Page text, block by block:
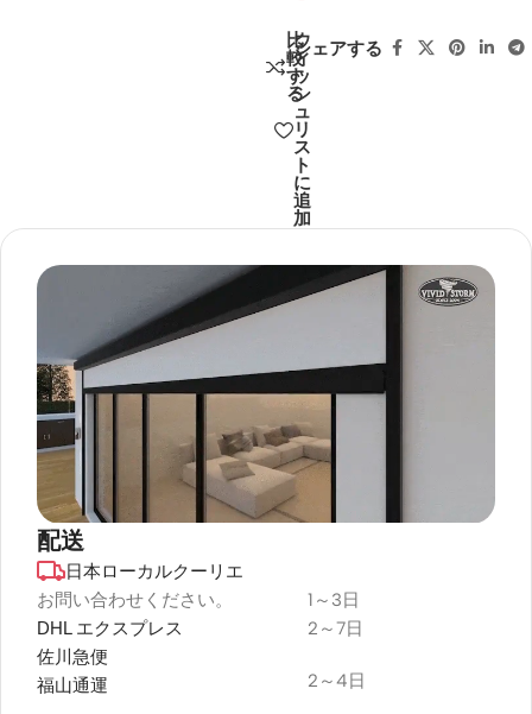
比
較
す
る
ウ
ィ
ッ
シ
ュ
リ
ス
ト
に
追
加
シェアする
デュラプラス
耐候性
プロジェクタースクリーン
配送
日本ローカルクーリエ
お問い合わせください。 1～3日
DHL エクスプレス
佐川急便
福山通運
2～7日
2～4日